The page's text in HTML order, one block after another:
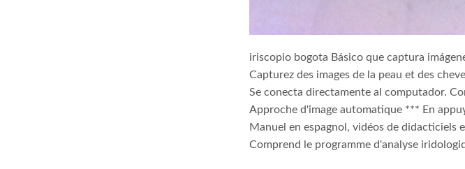
iriscopio bogota Básico que captura
Capturez des images de la peau et des
Se conecta directamente al computador.
Approche d'image automatique *** En
Manuel en espagnol, vidéos de didacticiels
Comprend le programme d'analyse